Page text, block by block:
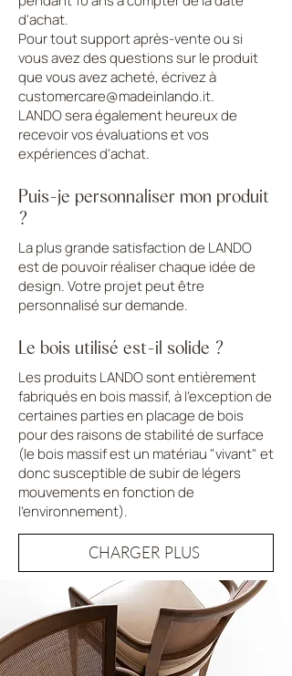
d'achat.
Pour tout support après-vente ou si
vous avez des questions sur le produit
que vous avez acheté, écrivez à
customercare@madeinlando.it.
LANDO sera également heureux de
recevoir vos évaluations et vos
expériences d'achat.
Puis-je personnaliser mon produit
?
La plus grande satisfaction de LANDO
est de pouvoir réaliser chaque idée de
design. Votre projet peut être
personnalisé sur demande.
Le bois utilisé est-il solide ?
Les produits LANDO sont entièrement
fabriqués en bois massif, à l'exception de
certaines parties en placage de bois
pour des raisons de stabilité de surface
(le bois massif est un matériau "vivant" et
donc susceptible de subir de légers
mouvements en fonction de
l'environnement).
CHARGER PLUS